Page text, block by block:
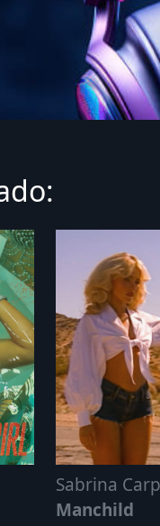
Sabrina
Manchild